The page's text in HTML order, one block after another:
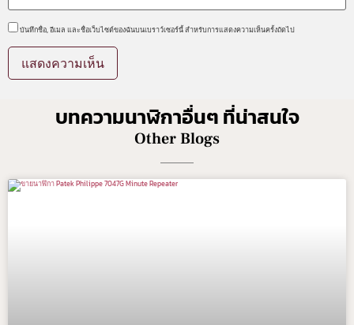
บันทึกชื่อ, อีเมล และชื่อเว็บไซต์ของฉันบนเบราว์เซอร์นี้ สำหรับการแสดงความเห็นครั้งถัดไป
บทความนาฬิกาอื่นๆ ที่น่าสนใจ
Other Blogs